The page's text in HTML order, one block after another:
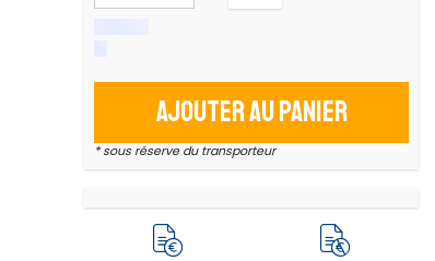
Ajouter au panier
* sous réserve du transporteur